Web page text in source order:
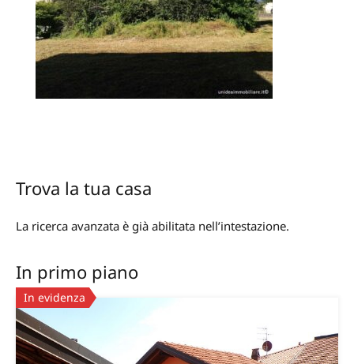
Trova la tua casa
La ricerca avanzata è già abilitata nell’intestazione.
In primo piano
In evidenza